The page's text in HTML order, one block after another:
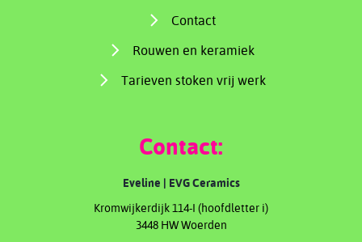
Contact
Rouwen en keramiek
Tarieven stoken vrij werk
Contact:
Eveline | EVG Ceramics
Kromwijkerdijk 114-I (hoofdletter i)
3448 HW Woerden